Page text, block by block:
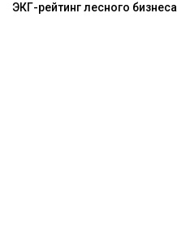
ЭКГ-рейтинг лесного бизнеса